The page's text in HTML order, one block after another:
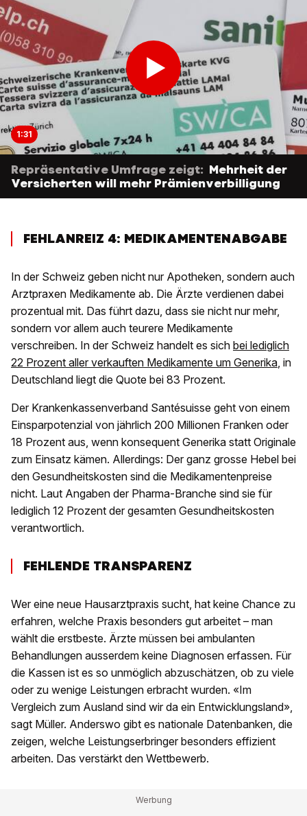
1:31
Repräsentative Umfrage zeigt: Mehrheit der
Versicherten will mehr Prämienverbilligung
FEHLANREIZ 4: MEDIKAMENTENABGABE
In der Schweiz geben nicht nur Apotheken, sondern auch
Arztpraxen Medikamente ab. Die Ärzte verdienen dabei
prozentual mit. Das führt dazu, dass sie nicht nur mehr,
sondern vor allem auch teurere Medikamente
verschreiben. In der Schweiz handelt es sich bei lediglich
22 Prozent aller verkauften Medikamente um Generika, in
Deutschland liegt die Quote bei 83 Prozent.
Der Krankenkassenverband Santésuisse geht von einem
Einsparpotenzial von jährlich 200 Millionen Franken oder
18 Prozent aus, wenn konsequent Generika statt Originale
zum Einsatz kämen. Allerdings: Der ganz grosse Hebel bei
den Gesundheitskosten sind die Medikamentenpreise
nicht. Laut Angaben der Pharma-Branche sind sie für
lediglich 12 Prozent der gesamten Gesundheitskosten
verantwortlich.
FEHLENDE TRANSPARENZ
Wer eine neue Hausarztpraxis sucht, hat keine Chance zu
erfahren, welche Praxis besonders gut arbeitet – man
wählt die erstbeste. Ärzte müssen bei ambulanten
Behandlungen ausserdem keine Diagnosen erfassen. Für
die Kassen ist es so unmöglich abzuschätzen, ob zu viele
oder zu wenige Leistungen erbracht wurden. «Im
Vergleich zum Ausland sind wir da ein Entwicklungsland»,
sagt Müller. Anderswo gibt es nationale Datenbanken, die
zeigen, welche Leistungserbringer besonders effizient
arbeiten. Das verstärkt den Wettbewerb.